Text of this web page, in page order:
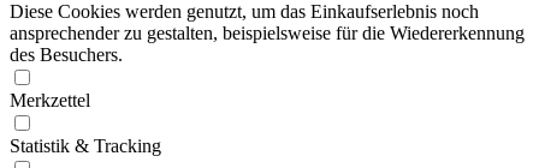
Diese Cookies werden genutzt, um das Einkaufserlebnis noch
ansprechender zu gestalten, beispielsweise für die Wiedererkennung
des Besuchers.
Merkzettel
Statistik & Tracking